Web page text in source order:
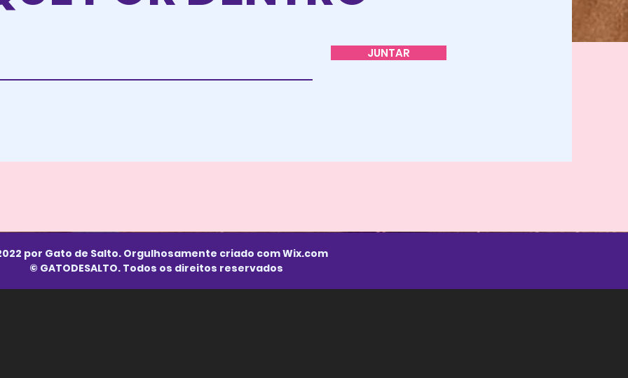
JUNTAR
por Gato de Salto. Orgulhosamente criado comWix.com
© GATODESALTO. Todos os direitos reservados